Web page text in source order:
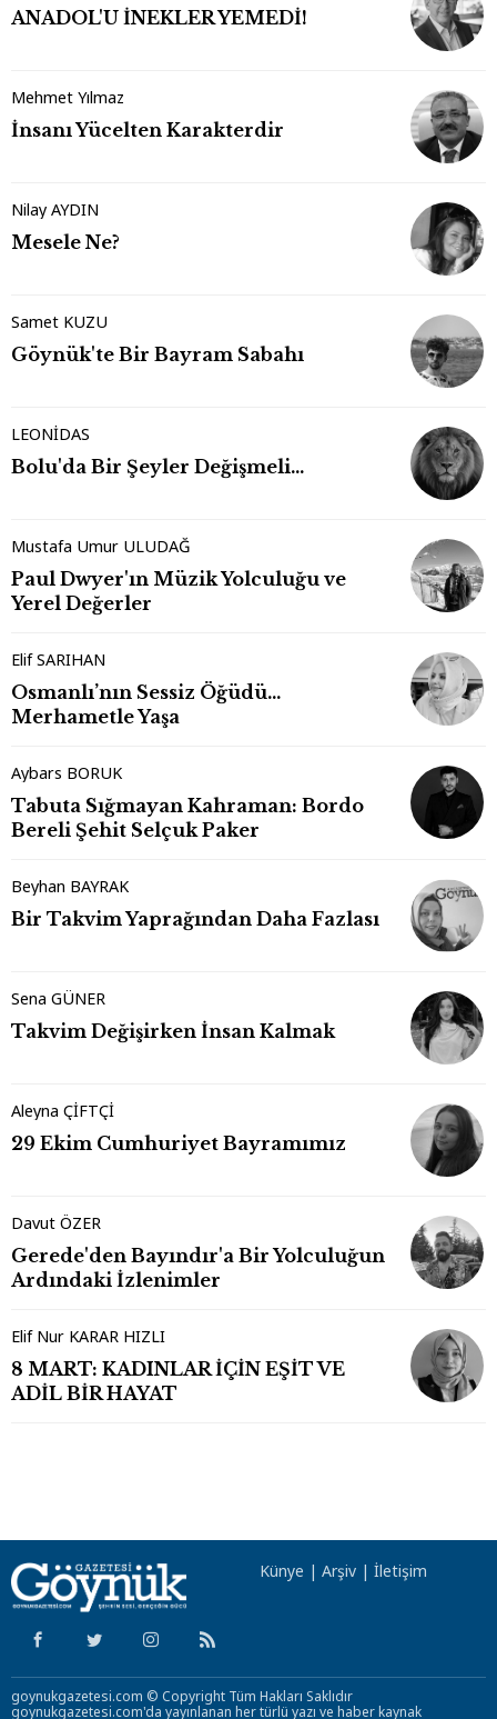
ANADOL'U İNEKLER YEMEDİ!
Mehmet Yılmaz
İnsanı Yücelten Karakterdir
Nilay AYDIN
Mesele Ne?
Samet KUZU
Göynük'te Bir Bayram Sabahı
LEONİDAS
Bolu'da Bir Şeyler Değişmeli…
Mustafa Umur ULUDAĞ
Paul Dwyer'ın Müzik Yolculuğu ve
Yerel Değerler
Elif SARIHAN
Osmanlı’nın Sessiz Öğüdü…
Merhametle Yaşa
Aybars BORUK
Tabuta Sığmayan Kahraman: Bordo
Bereli Şehit Selçuk Paker
Beyhan BAYRAK
Bir Takvim Yaprağından Daha Fazlası
Sena GÜNER
Takvim Değişirken İnsan Kalmak
Aleyna ÇİFTÇİ
29 Ekim Cumhuriyet Bayramımız
Davut ÖZER
Gerede'den Bayındır'a Bir Yolculuğun
Ardındaki İzlenimler
Elif Nur KARAR HIZLI
8 MART: KADINLAR İÇİN EŞİT VE
ADİL BİR HAYAT
Künye | Arşiv | İletişim
goynukgazetesi.com © Copyright Tüm Hakları Saklıdır
goynukgazetesi.com'da yayınlanan her türlü yazı ve haber kaynak